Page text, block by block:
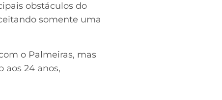
obstáculos do
somente uma
o Palmeiras, mas
aos 24 anos,